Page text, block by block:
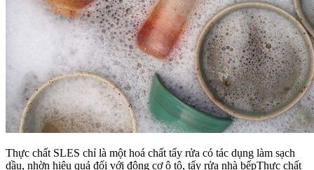
Thực chất SLES chỉ là một hoá chất tẩy rửa có tác dụng làm sạch
dầu, nhờn hiệu quả đối với động cơ ô tô, tẩy rửa nhà bếpThực chất